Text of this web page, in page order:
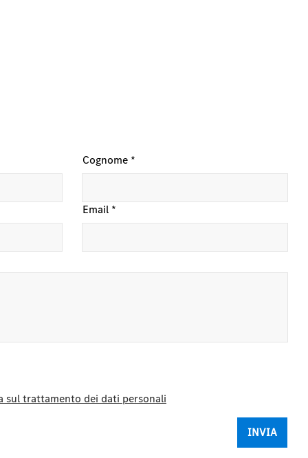
Cognome *
Email *
sul trattamento dei dati personali